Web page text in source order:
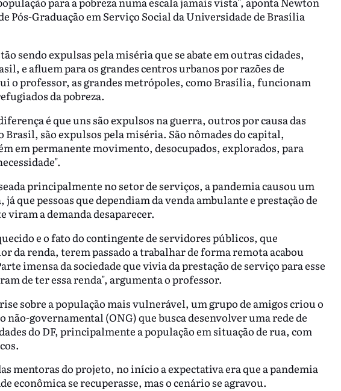
Pós-Graduação em Serviço Social da Universidade de Brasília
sendo expulsas pela miséria que se abate em outras cidades,
e afluem para os grandes centros urbanos por razões de
o professor, as grandes metrópoles, como Brasília, funcionam
da pobreza.
é que uns são expulsos na guerra, outros por causa das
são expulsos pela miséria. São nômades do capital,
em permanente movimento, desocupados, explorados, para
principalmente no setor de serviços, a pandemia causou um
que pessoas que dependiam da venda ambulante e prestação de
viram a demanda desaparecer.
e o fato do contingente de servidores públicos, que
da renda, terem passado a trabalhar de forma remota acabou
imensa da sociedade que vivia da prestação de serviço para esse
de ter essa renda", argumenta o professor.
sobre a população mais vulnerável, um grupo de amigos criou o
governamental (ONG) que busca desenvolver uma rede de
do DF, principalmente a população em situação de rua, com
mentoras do projeto, no início a expectativa era que a pandemia
econômica se recuperasse, mas o cenário se agravou.